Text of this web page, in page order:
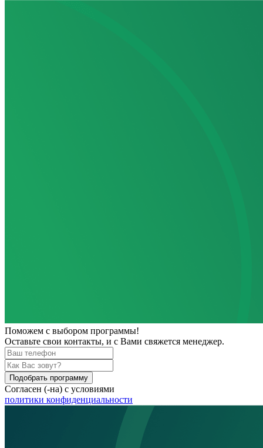
Поможем с выбором программы!
Оставьте свои контакты, и с Вами свяжется менеджер.
Подобрать программу
Согласен (-на) с условиями
политики конфиденциальности